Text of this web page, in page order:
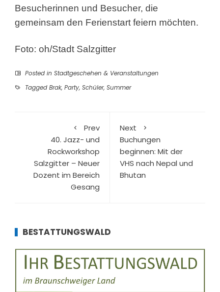
Besucherinnen und Besucher, die
gemeinsam den Ferienstart feiern möchten.
Foto: oh/Stadt Salzgitter
Posted in Stadtgeschehen & Veranstaltungen
Tagged Brak, Party, Schüler, Summer
Prev
40. Jazz- und
Rockworkshop
Salzgitter – Neuer
Dozent im Bereich
Gesang
Next
Buchungen
beginnen: Mit der
VHS nach Nepal und
Bhutan
BESTATTUNGSWALD